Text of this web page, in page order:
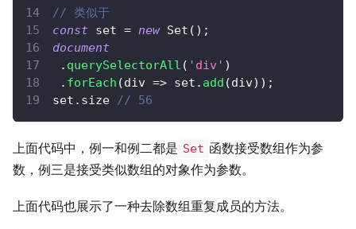
// 类似于
const set = new Set ( ) ;
document
. querySelectorAll ( 'div' )
. forEach (div => set . add (div) ) ;
set . size // 56
上面代码中，例一和例二都是 Set 函数接受数组作为参
数，例三是接受类似数组的对象作为参数。
上面代码也展示了一种去除数组重复成员的方法。